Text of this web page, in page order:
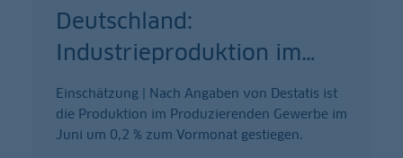
Deutschland:
Industrieproduktion im…
Einschätzung | Nach Angaben von Destatis ist
die Produktion im Produzierenden Gewerbe im
Juni um 0,2 % zum Vormonat gestiegen.